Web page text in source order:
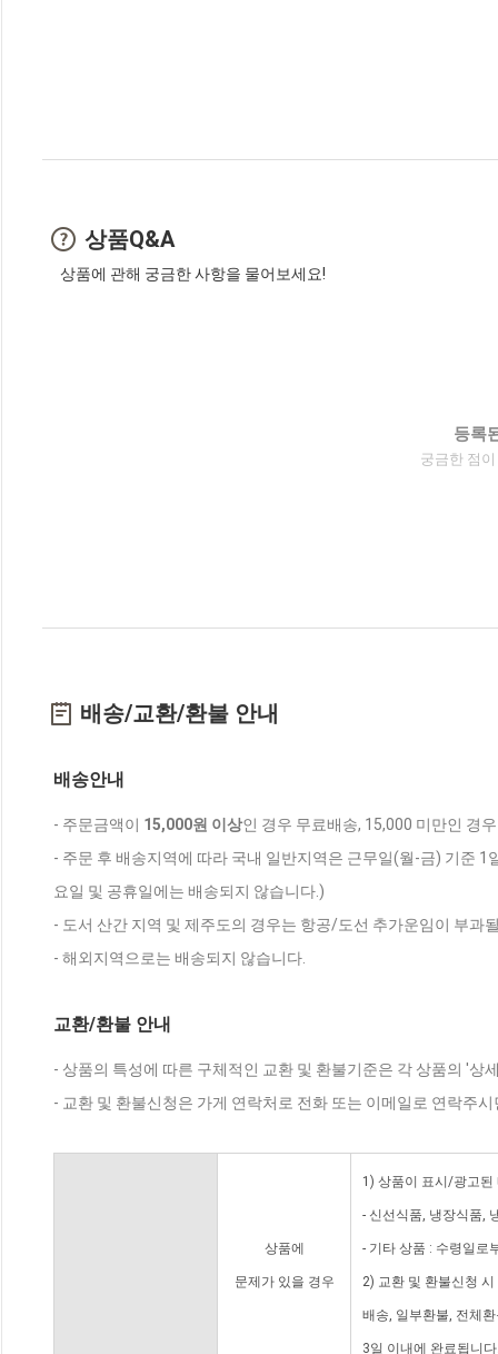
상품Q&A
상품에 관해 궁금한 사항을 물어보세요!
등록
궁금한 점
배송/교환/환불 안내
배송안내
- 주문금액이 15,000원 이상인 경우 무료배송, 15,000 미만인 경
- 주문 후 배송지역에 따라 국내 일반지역은 근무일(월-금) 기준
요일 및 공휴일에는 배송되지 않습니다.)
- 도서 산간 지역 및 제주도의 경우는 항공/도선 추가운임이 부과
- 해외지역으로는 배송되지 않습니다.
교환/환불 안내
- 상품의 특성에 따른 구체적인 교환 및 환불기준은 각 상품의 '상
- 교환 및 환불신청은 가게 연락처로 전화 또는 이메일로 연락주
상품에
문제가 있을 경우
1) 상품이 표시/광고된
- 신선식품, 냉장식품,
- 기타 상품 : 수령일로
2) 교환 및 환불신청
배송, 일부환불, 전체
3일 이내에 완료됩니